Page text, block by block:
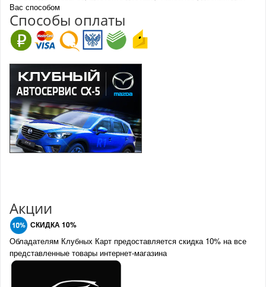
Вас способом
Способы оплаты
Акции
СКИДКА 10%
Обладателям Клубных Карт предоставляется скидка 10% на все
представленные товары интернет-магазина